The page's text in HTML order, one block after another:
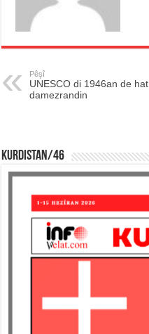
Pêşî
UNESCO di 1946an de hat
damezrandin
KURDISTAN/46